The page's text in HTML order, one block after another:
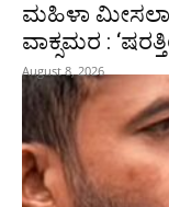
ಮಹಿಳಾ
ವಾಕ್ಸಮರ :
August 8, 2026